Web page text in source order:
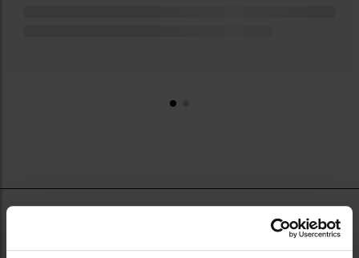
Flagi bezpieczeństwa do broni to proste, a jednocześnie